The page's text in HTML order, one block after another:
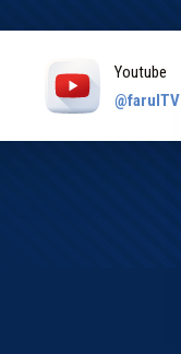
Youtube
@farulTV